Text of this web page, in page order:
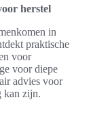
herstel
in
praktische
voor
voor diepe
advies voor
kan zijn.